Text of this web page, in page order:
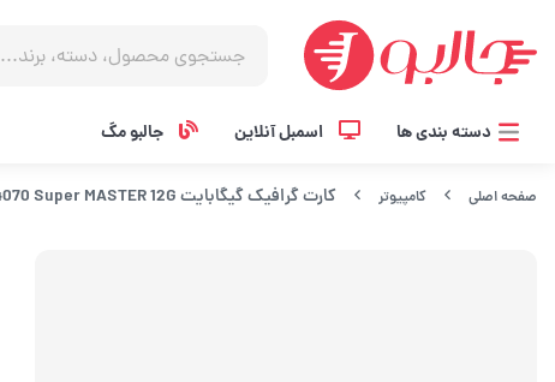
دسته بندی ها اسمبل آنلاین جالبو مگ
صفحه اصلی کامپیوتر کارت گرافیک گیگابایت GIGABYTE AORUS RTX 4070 Super MASTER 12G